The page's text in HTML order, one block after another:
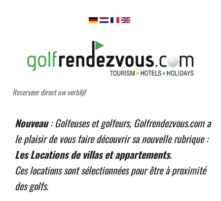
Reserveer direct uw verblijf
Nouveau: Golfeuses et golfeurs, Golfrendezvous.com a
le plaisir de vous faire découvrir sa nouvelle rubrique :
Les Locations de villas et appartements.
Ces locations sont sélectionnées pour être à proximité
des golfs.